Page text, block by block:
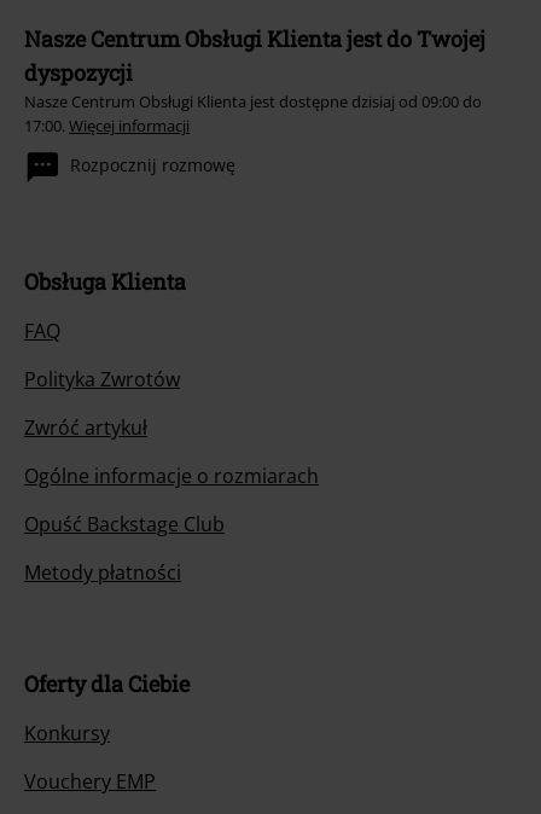
Nasze Centrum Obsługi Klienta jest do Twojej
dyspozycji
Nasze Centrum Obsługi Klienta jest dostępne dzisiaj od 09:00 do
17:00. Więcej informacji
Rozpocznij rozmowę
Obsługa Klienta
FAQ
Polityka Zwrotów
Zwróć artykuł
Ogólne informacje o rozmiarach
Opuść Backstage Club
Metody płatności
Oferty dla Ciebie
Konkursy
Vouchery EMP